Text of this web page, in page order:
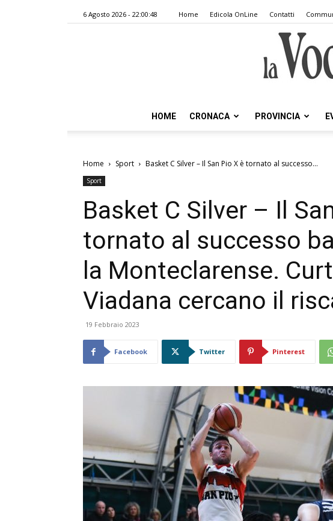
6 Agosto 2026 - 22:00:48 Home Edicola OnLine Contatti
HOME CRONACA PROVINCIA
Home Sport Basket C Silver – Il San Pio X è tornato al successo...
Sport
Basket C Silver – Il
tornato al successo
la Monteclarense.
Viadana cercano il
19 Febbraio 2023
Facebook Twitter Pinterest